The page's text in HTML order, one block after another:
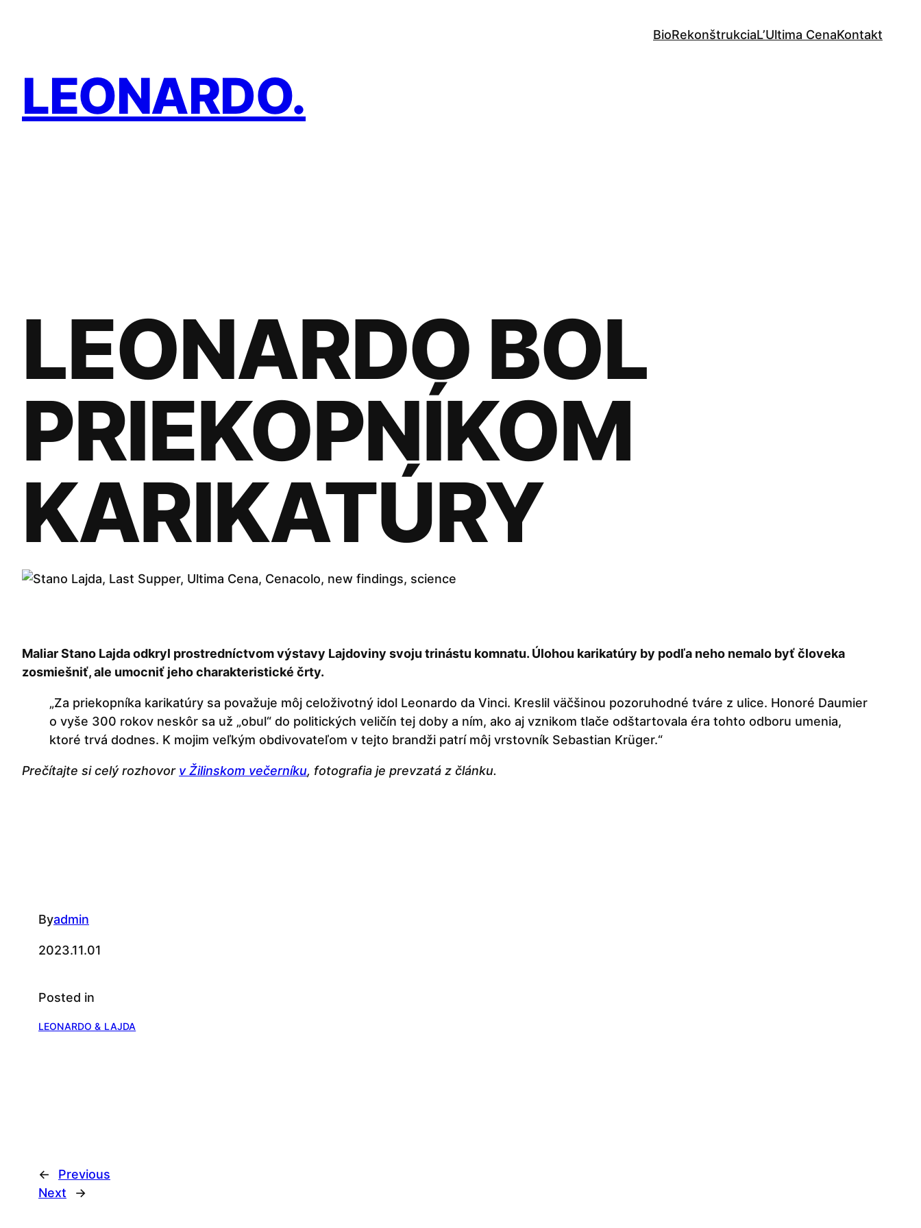
LEONARDO.
BioRekonštrukciaL’Ultima CenaKontakt
LEONARDO BOL
PRIEKOPNÍKOM
KARIKATÚRY
Maliar Stano Lajda odkryl prostredníctvom výstavy Lajdoviny svoju trinástu komnatu. Úlohou karikatúry by podľa neho nemalo byť človeka
zosmiešniť, ale umocniť jeho charakteristické črty.
„Za priekopníka karikatúry sa považuje môj celoživotný idol Leonardo da Vinci. Kreslil väčšinou pozoruhodné tváre z ulice. Honoré Daumier
o vyše 300 rokov neskôr sa už „obul“ do politických veličín tej doby a ním, ako aj vznikom tlače odštartovala éra tohto odboru umenia,
ktoré trvá dodnes. K mojim veľkým obdivovateľom v tejto brandži patrí môj vrstovník Sebastian Krüger.“
Prečítajte si celý rozhovor v Žilinskom večerníku, fotografia je prevzatá z článku.
Byadmin
2023.11.01
Posted in
LEONARDO & LAJDA
←
Previous
Next
→